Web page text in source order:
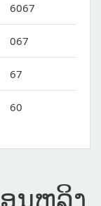
6067
067
67
60